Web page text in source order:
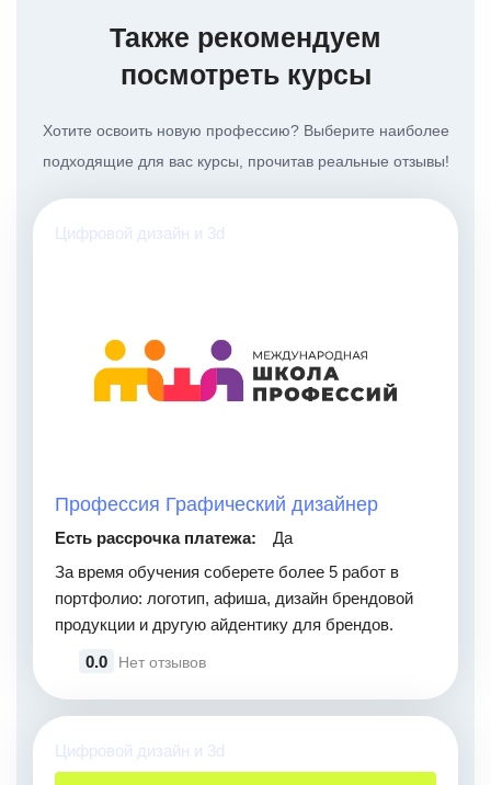
Также рекомендуем
посмотреть курсы
Хотите освоить новую профессию? Выберите наиболее
подходящие для вас курсы, прочитав реальные отзывы!
Цифровой дизайн и 3d
Профессия Графический дизайнер
Есть рассрочка платежа:
Да
За время обучения соберете более 5 работ в
портфолио: логотип, афиша, дизайн брендовой
продукции и другую айдентику для брендов.
0.0
Нет отзывов
Цифровой дизайн и 3d